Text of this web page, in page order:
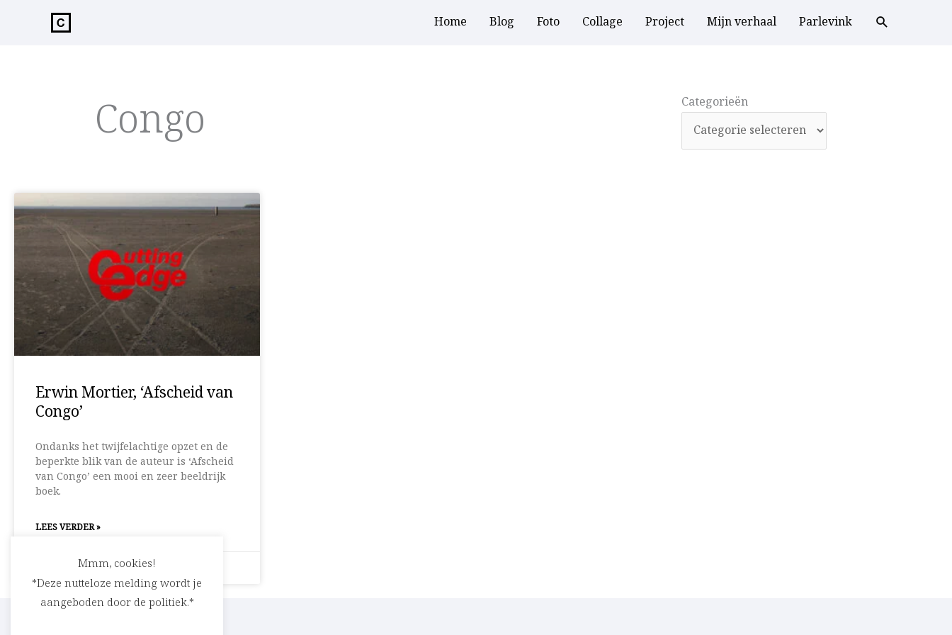
Home Blog Foto Collage Project Mijn verhaal Parlevink
Congo Categorieën
Categorieën
Erwin Mortier, ‘Afscheid van
Congo’
Ondanks het twijfelachtige opzet en de
beperkte blik van de auteur is ‘Afscheid
van Congo’ een mooi en zeer beeldrijk
boek.
LEES VERDER »
4 oktober 2010 Geen reacties
Mmm, cookies!
*Deze nutteloze melding wordt je
aangeboden door de politiek.*